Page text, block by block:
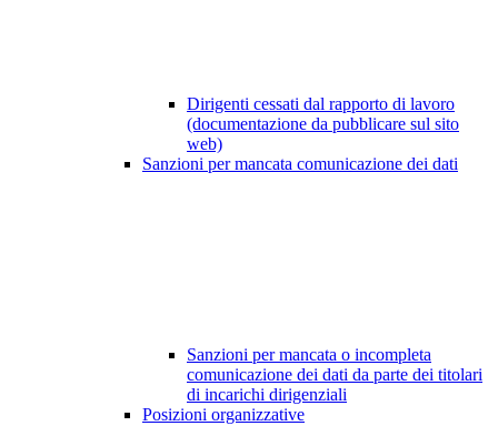
Dirigenti cessati dal rapporto di lavoro
(documentazione da pubblicare sul sito
web)
Sanzioni per mancata comunicazione dei dati
Sanzioni per mancata o incompleta
comunicazione dei dati da parte dei titolari
di incarichi dirigenziali
Posizioni organizzative